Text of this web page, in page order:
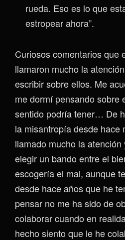
rueda. Eso es lo que
estropear ahora”.
Curiosos comentarios que
llamaron mucho la
escribir sobre ellos. Me
me dormí pensando sobre
sentido podría tener… De
la misantropía desde hace
llamado mucho la
elegir un bando entre el
escogería el mal, aunque
desde hace años que he
pensar no me ha sido de
colaborar cuando en
hecho siento que le he